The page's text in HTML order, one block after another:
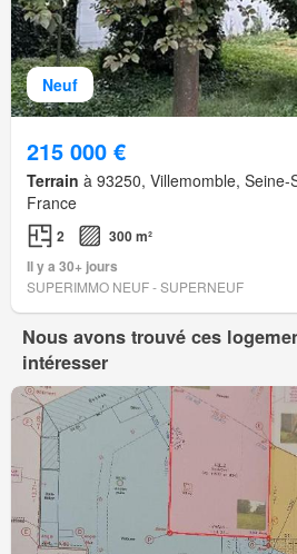
Neuf
215 000 €
Terrain à 93250, Villemomble, Seine-
France
2
300 m²
Il y a 30+ jours
SUPERIMMO NEUF - SUPERNEUF
Nous avons trouvé ces
intéresser